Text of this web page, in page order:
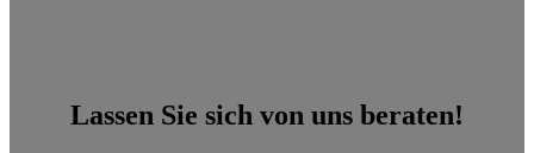
Lassen Sie sich von uns beraten!